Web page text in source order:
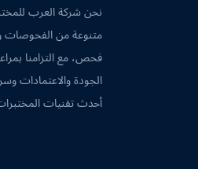
نحن شركة العرب
فحص، مع التزامنا
الجودة والاعتمادات
أحدث تقنيات